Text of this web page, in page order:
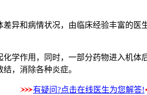
和病情状况，由临床经验丰富的医
作用，同时，一部分药物进入机体
，消除各种炎症。
有疑问?点击在线医生为您解答!